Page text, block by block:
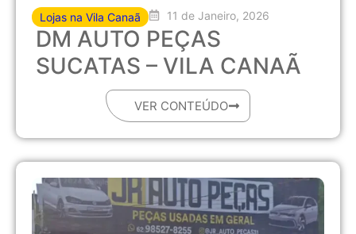
Lojas na Vila Canaã 11 de Janeiro, 2026
DM AUTO PEÇAS
SUCATAS – VILA CANAÃ
VER CONTEÚDO